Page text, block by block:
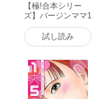
【極!合本シリー
ズ】バージンママ1
巻 電子書籍版
試し読み